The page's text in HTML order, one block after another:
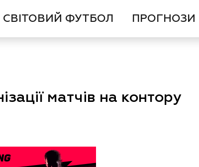
СВІТОВИЙ ФУТБОЛ ПРОГНОЗИ
матчів на контору